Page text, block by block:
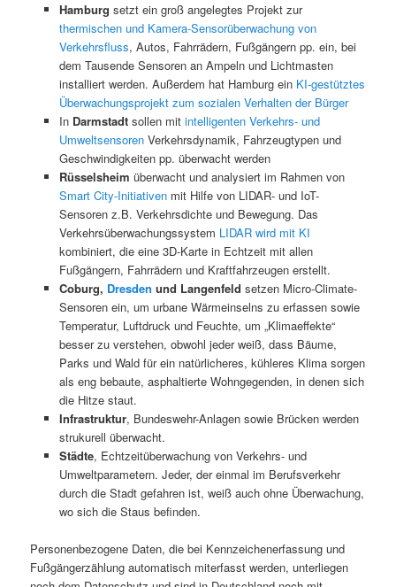
Hamburg setzt ein groß angelegtes Projekt zur
thermischen und Kamera-Sensorüberwachung von
Verkehrsfluss, Autos, Fahrrädern, Fußgängern pp. ein, bei
dem Tausende Sensoren an Ampeln und Lichtmasten
installiert werden. Außerdem hat Hamburg ein KI-gestütztes
Überwachungsprojekt zum sozialen Verhalten der Bürger
In Darmstadtsollen mit intelligenten Verkehrs- und
Umweltsensoren Verkehrsdynamik, Fahrzeugtypen und
Geschwindigkeiten pp. überwacht werden
Rüsselsheim überwacht und analysiert im Rahmen von
Smart City-Initiativenmit Hilfe von LIDAR- und IoT-
Sensoren z.B. Verkehrsdichte und Bewegung. Das
Verkehrsüberwachungssystem LIDAR wird mit KI
kombiniert, die eine 3D-Karte in Echtzeit mit allen
Fußgängern, Fahrrädern und Kraftfahrzeugen erstellt.
Coburg, Dresden und Langenfeld setzen Micro-Climate-
Sensoren ein, um urbane Wärmeinselns zu erfassen sowie
Temperatur, Luftdruck und Feuchte, um „Klimaeffekte“
besser zu verstehen, obwohl jeder weiß, dass Bäume,
Parks und Wald für ein natürlicheres, kühleres Klima sorgen
als eng bebaute, asphaltierte Wohngegenden, in denen sich
die Hitze staut.
Infrastruktur, Bundeswehr-Anlagen sowie Brücken werden
strukurell überwacht.
Städte, Echtzeitüberwachung von Verkehrs- und
Umweltparametern. Jeder, der einmal im Berufsverkehr
durch die Stadt gefahren ist, weiß auch ohne Überwachung,
wo sich die Staus befinden.
Personenbezogene Daten, die bei Kennzeichenerfassung und
Fußgängerzählung automatisch miterfasst werden, unterliegen